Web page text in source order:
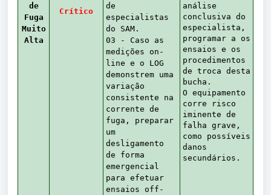
de
Fuga
Muito
Alta
Crítico
de
especialistas
do SAM.
03 - Caso as
medições on-
line e o LOG
demonstrem uma
variação
consistente na
corrente de
fuga, preparar
um
desligamento
de forma
emergencial
para efetuar
ensaios off-
análise
conclusiva do
especialista,
programar a os
ensaios e os
procedimentos
de troca desta
bucha.
O equipamento
corre risco
iminente de
falha grave,
como possíveis
danos
secundários.